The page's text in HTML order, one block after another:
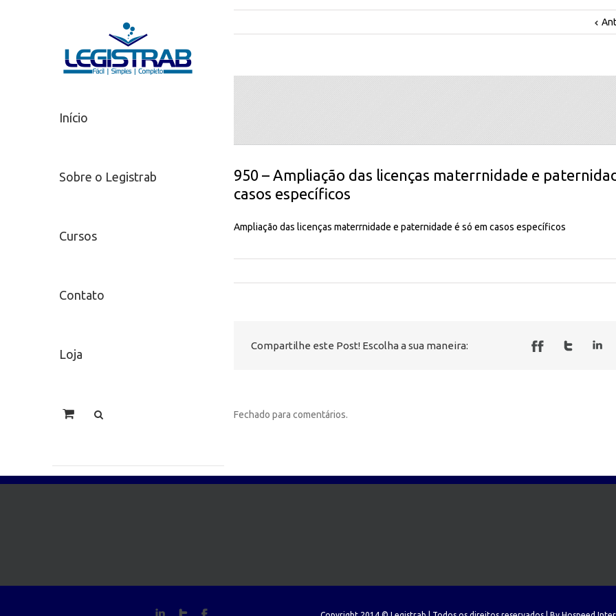
Início
Sobre o Legistrab
Cursos
Contato
Loja
950 – Ampliação das licenças materrnidade e
casos específicos
Ampliação das licenças materrnidade e paternidade é só em casos específicos
Compartilhe este Post! Escolha a sua maneira:
Fechado para comentários.